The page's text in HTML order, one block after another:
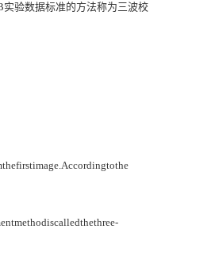
实验数据标准的方法称为三波校